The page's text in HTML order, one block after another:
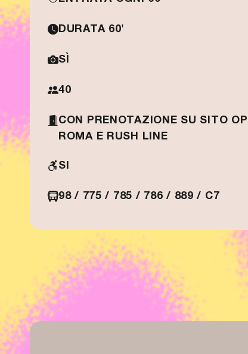
DURATA 60'
SÌ
40
CON PRENOTAZIONE SU SITO
ROMA E RUSH LINE
SI
98 / 775 / 785 / 786 / 889 / C7